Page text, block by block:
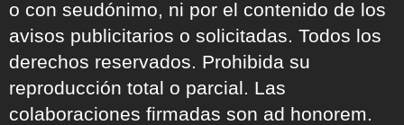
o con seudónimo, ni por el contenido de los
avisos publicitarios o solicitadas. Todos los
derechos reservados. Prohibida su
reproducción total o parcial. Las
colaboraciones firmadas son ad honorem.